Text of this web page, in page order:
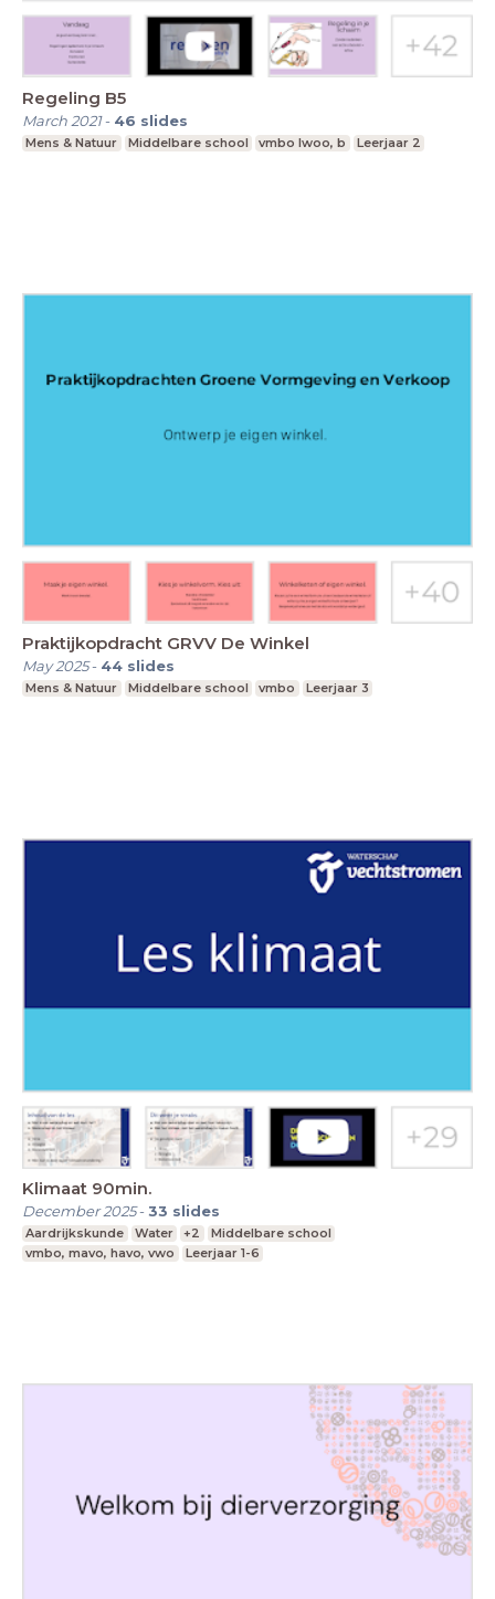
Regeling B5
March 2021- 46 slides
Mens & Natuur Middelbare school vmbo lwoo, b Leerjaar 2
Praktijkopdracht GRVV De Winkel
May 2025- 44 slides
Mens & Natuur Middelbare school vmbo Leerjaar 3
Klimaat 90min.
December 2025-33 slides
Aardrijkskunde Water +2
Middelbare school
vmbo, mavo, havo, vwo
Leerjaar 1-6